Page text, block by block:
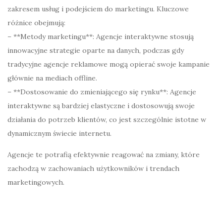
zakresem usług i podejściem do marketingu. Kluczowe
różnice obejmują:
– **Metody marketingu**: Agencje interaktywne stosują
innowacyjne strategie oparte na danych, podczas gdy
tradycyjne agencje reklamowe mogą opierać swoje kampanie
głównie na mediach offline.
– **Dostosowanie do zmieniającego się rynku**: Agencje
interaktywne są bardziej elastyczne i dostosowują swoje
działania do potrzeb klientów, co jest szczególnie istotne w
dynamicznym świecie internetu.
Agencje te potrafią efektywnie reagować na zmiany, które
zachodzą w zachowaniach użytkowników i trendach
marketingowych.